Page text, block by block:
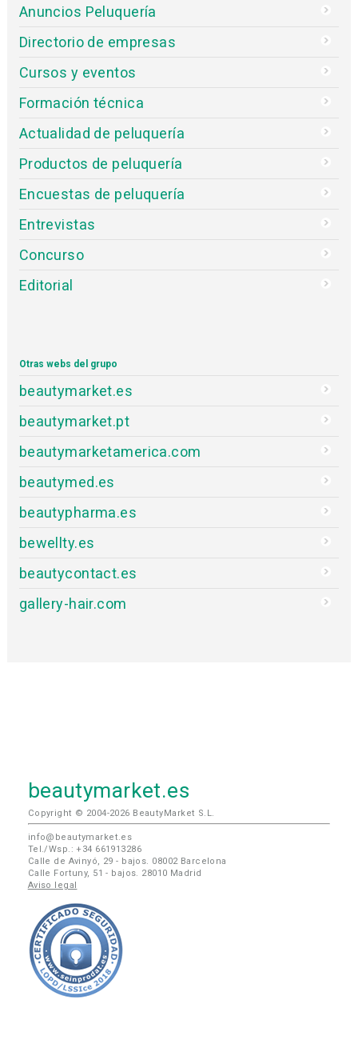
Anuncios Peluquería
Directorio de empresas
Cursos y eventos
Formación técnica
Actualidad de peluquería
Productos de peluquería
Encuestas de peluquería
Entrevistas
Concurso
Editorial
Otras webs del grupo
beautymarket.es
beautymarket.pt
beautymarketamerica.com
beautymed.es
beautypharma.es
bewellty.es
beautycontact.es
gallery-hair.com
beautymarket.es
Copyright © 2004-2026 BeautyMarket S.L.
info@beautymarket.es
Tel./Wsp.: +34 661913286
Calle de Avinyó, 29 - bajos. 08002 Barcelona
Calle Fortuny, 51 - bajos. 28010 Madrid
Aviso legal